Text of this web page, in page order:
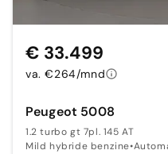
Peugeot 5008
1.2 turbo gt 7pl. 145 AT
Mild hybride benzine•
€ 33.499
va. €264/mnd